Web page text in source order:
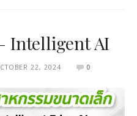
Intelligent AI
22, 2024 0